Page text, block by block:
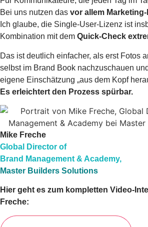
Bei uns nutzen das vor allem
Ich glaube, die Single-User-Lizenz ist
Kombination mit dem Quick-Check
Das ist deutlich einfacher, als erst Fotos
selbst im Brand Book nachzuschauen
eigene Einschätzung „aus dem Kopf
Es erleichtert den Prozess spürbar.
Mike Freche
Global Director of
Brand Management & Academy,
Master Builders Solutions
Hier geht es zum kompletten Video-
Freche: